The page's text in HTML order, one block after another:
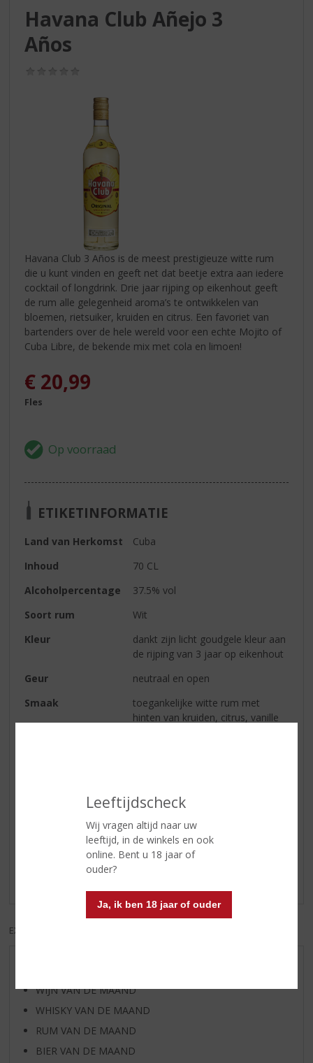
Leeftijdscheck
Wij vragen altijd naar uw
leeftijd, in de winkels en ook
online. Bent u 18 jaar of
ouder?
Ja, ik ben 18 jaar of ouder
Havana Club Añejo 3
Años
Havana Club 3 Años is de meest prestigieuze witte rum
die u kunt vinden en geeft net dat beetje extra aan iedere
cocktail of longdrink. Drie jaar rijping op eikenhout geeft
de rum alle gelegenheid aroma’s te ontwikkelen van
bloemen, rietsuiker, kruiden en citrus. Een favoriet van
bartenders over de hele wereld voor een echte Mojito of
Cuba Libre, de bekende mix met cola en limoen!
€ 20,99
Fles
ETIKETINFORMATIE
Land van Herkomst
Cuba
Inhoud
70 CL
Alcoholpercentage
37.5% vol
Soort rum
Wit
Kleur
dankt zijn licht goudgele kleur aan
de rijping van 3 jaar op eikenhout
Geur
neutraal en open
Smaak
toegankelijke witte rum met
hinten van kruiden, citrus, vanille
Reviews
Schrijf een review
EXCL. BTW
WIJN VAN DE MAAND
WHISKY VAN DE MAAND
RUM VAN DE MAAND
BIER VAN DE MAAND